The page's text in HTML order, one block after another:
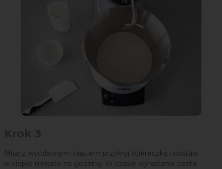
Misę z wyrobionym ciastem przykryj ściereczką i odstaw
w ciepłe miejsce na godzinę. W czasie wyrastania ciasta